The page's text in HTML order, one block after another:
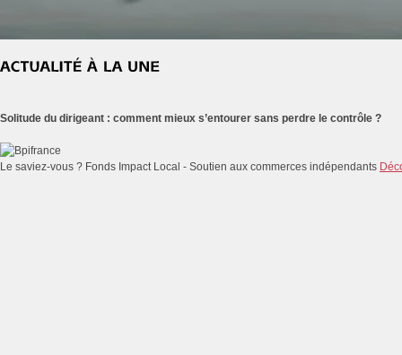
Solitude du dirigeant : comment mieux s’entourer sans perdre le contrôle ?
Le saviez-vous ? Fonds Impact Local - Soutien aux commerces indépendants